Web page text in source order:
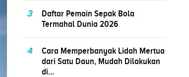
3
Daftar Pemain Sepak Bola
Termahal Dunia 2026
4
Cara Memperbanyak Lidah Mertua
dari Satu Daun, Mudah Dilakukan
di...